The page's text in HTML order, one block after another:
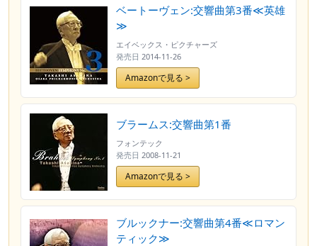
ベートーヴェン:交響曲第3番≪英雄
≫
エイベックス・ピクチャーズ
発売日 2014-11-26
Amazonで見る >
ブラームス:交響曲第1番
フォンテック
発売日 2008-11-21
Amazonで見る >
ブルックナー:交響曲第4番≪ロマン
ティック≫